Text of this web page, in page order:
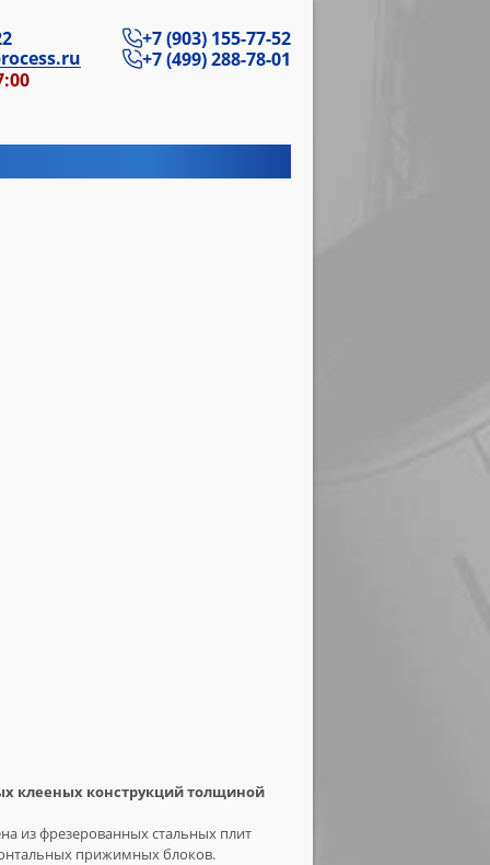
+7 (903) 155-77-52
+7 (499) 288-78-01
клееных конструкций толщиной
из фрезерованных стальных плит
прижимных блоков.